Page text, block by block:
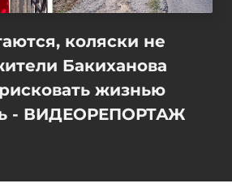
коляски не
Бакиханова
жизнью
- ВИДЕОРЕПОРТАЖ